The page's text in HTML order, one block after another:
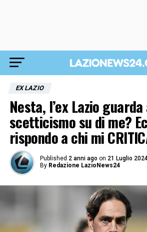
EX LAZIO
Nesta, l’ex Lazio
scetticismo su di me?
rispondo a chi mi
Published 2 anni ago on 21 Luglio
By Redazione LazioNews24